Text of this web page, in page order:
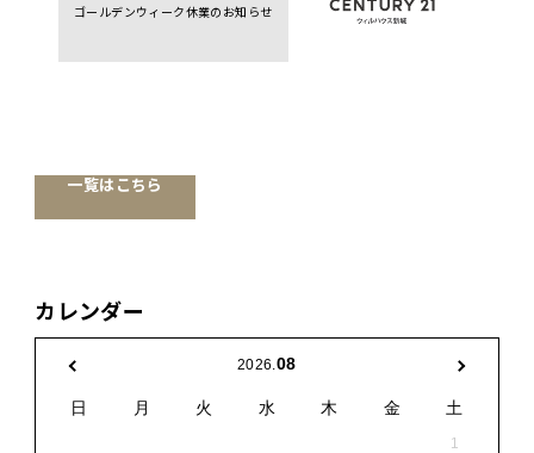
カレンダー
2026.08
日 月 火 水 木 金 土
1
ゴールデンウィーク休業のお知らせ
一覧はこちら